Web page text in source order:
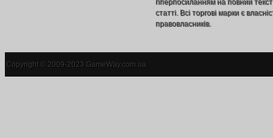
гіперпосиланням на повний текст
статті. Всі торгові марки є
правовласників.
Copyright © 2009-2023 GameWay.com.ua